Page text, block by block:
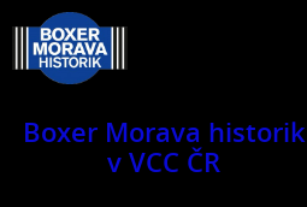
Boxer Morava historik
v VCC ČR
Jsme klub veteránů.